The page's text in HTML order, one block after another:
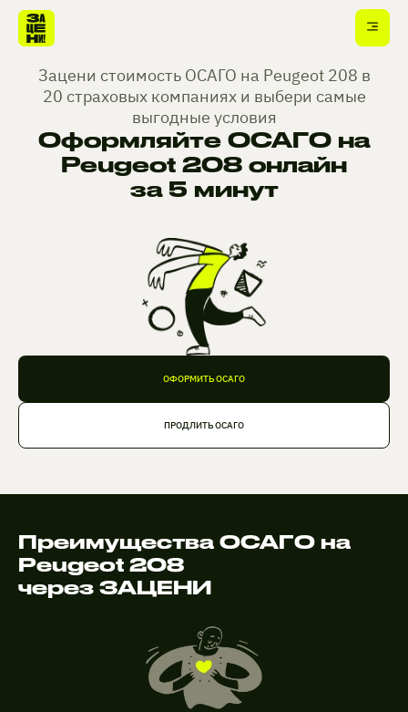
Зацени стоимость ОСАГО на Peugeot 208 в
20 страховых компаниях и выбери самые
выгодные условия
Оформляйте ОСАГО на
Peugeot 208 онлайн
за 5 минут
ОФОРМИТЬ ОСАГО
ПРОДЛИТЬ ОСАГО
Преимущества ОСАГО на
Peugeot 208
через ЗАЦЕНИ